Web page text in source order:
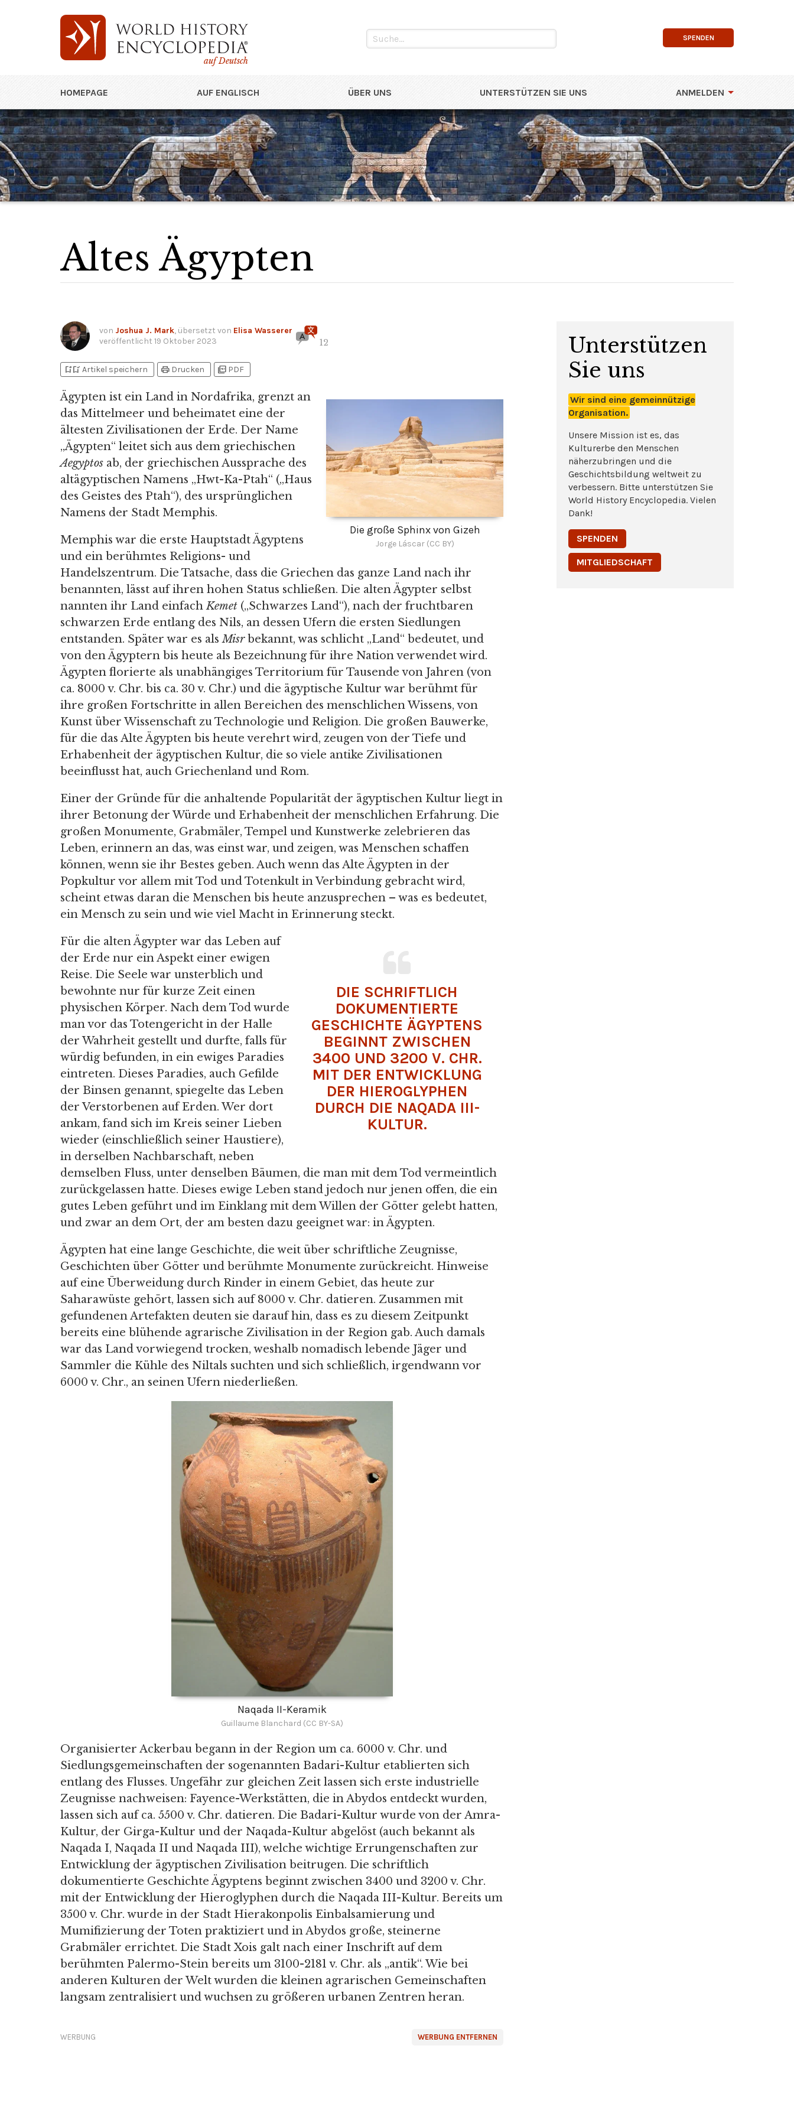
auf Deutsch
SPENDEN
HOMEPAGE AUF ENGLISCH ÜBER UNS UNTERSTÜTZEN SIE UNS ANMELDEN
Altes Ägypten
von Joshua J. Mark, übersetzt von Elisa Wasserer
veröffentlicht 19 Oktober 2023 12
bookmark_addbookmark_added Artikel speichern print Drucken picture_as_pdf PDF
Die große Sphinx von Gizeh
Jorge Láscar (CC BY)
Ägypten ist ein Land in Nordafrika, grenzt an
das Mittelmeer und beheimatet eine der
ältesten Zivilisationen der Erde. Der Name
„Ägypten“ leitet sich aus dem griechischen
Aegyptos ab, der griechischen Aussprache des
altägyptischen Namens „Hwt-Ka-Ptah“ („Haus
des Geistes des Ptah“), des ursprünglichen
Namens der Stadt Memphis.
Memphis war die erste Hauptstadt Ägyptens
und ein berühmtes Religions- und
Handelszentrum. Die Tatsache, dass die Griechen das ganze Land nach ihr
benannten, lässt auf ihren hohen Status schließen. Die alten Ägypter selbst
nannten ihr Land einfachKemet („Schwarzes Land“), nach der fruchtbaren
schwarzen Erde entlang des Nils, an dessen Ufern die ersten Siedlungen
entstanden. Später war es alsMisr bekannt, was schlicht „Land“ bedeutet, und
von den Ägyptern bis heute als Bezeichnung für ihre Nation verwendet wird.
Ägypten florierte als unabhängiges Territorium für Tausende von Jahren (von
ca. 8000 v. Chr. bis ca. 30 v. Chr.) und die ägyptische Kultur war berühmt für
ihre großen Fortschritte in allen Bereichen des menschlichen Wissens, von
Kunst über Wissenschaft zu Technologie und Religion. Die großen Bauwerke,
für die das Alte Ägypten bis heute verehrt wird, zeugen von der Tiefe und
Erhabenheit der ägyptischen Kultur, die so viele antike Zivilisationen
beeinflusst hat, auch Griechenland und Rom.
Einer der Gründe für die anhaltende Popularität der ägyptischen Kultur liegt in
ihrer Betonung der Würde und Erhabenheit der menschlichen Erfahrung. Die
großen Monumente, Grabmäler, Tempel und Kunstwerke zelebrieren das
Leben, erinnern an das, was einst war, und zeigen, was Menschen schaffen
können, wenn sie ihr Bestes geben. Auch wenn das Alte Ägypten in der
Popkultur vor allem mit Tod und Totenkult in Verbindung gebracht wird,
scheint etwas daran die Menschen bis heute anzusprechen – was es bedeutet,
ein Mensch zu sein und wie viel Macht in Erinnerung steckt.
DIE SCHRIFTLICH
DOKUMENTIERTE
GESCHICHTE ÄGYPTENS
BEGINNT ZWISCHEN
3400 UND 3200 V. CHR.
MIT DER ENTWICKLUNG
DER HIEROGLYPHEN
DURCH DIE NAQADA III-
KULTUR.
Für die alten Ägypter war das Leben auf
der Erde nur ein Aspekt einer ewigen
Reise. Die Seele war unsterblich und
bewohnte nur für kurze Zeit einen
physischen Körper. Nach dem Tod wurde
man vor das Totengericht in der Halle
der Wahrheit gestellt und durfte, falls für
würdig befunden, in ein ewiges Paradies
eintreten. Dieses Paradies, auch Gefilde
der Binsen genannt, spiegelte das Leben
der Verstorbenen auf Erden. Wer dort
ankam, fand sich im Kreis seiner Lieben
wieder (einschließlich seiner Haustiere),
in derselben Nachbarschaft, neben
demselben Fluss, unter denselben Bäumen, die man mit dem Tod vermeintlich
zurückgelassen hatte. Dieses ewige Leben stand jedoch nur jenen offen, die ein
gutes Leben geführt und im Einklang mit dem Willen der Götter gelebt hatten,
und zwar an dem Ort, der am besten dazu geeignet war: in Ägypten.
Ägypten hat eine lange Geschichte, die weit über schriftliche Zeugnisse,
Geschichten über Götter und berühmte Monumente zurückreicht. Hinweise
auf eine Überweidung durch Rinder in einem Gebiet, das heute zur
Saharawüste gehört, lassen sich auf 8000 v. Chr. datieren. Zusammen mit
gefundenen Artefakten deuten sie darauf hin, dass es zu diesem Zeitpunkt
bereits eine blühende agrarische Zivilisation in der Region gab. Auch damals
war das Land vorwiegend trocken, weshalb nomadisch lebende Jäger und
Sammler die Kühle des Niltals suchten und sich schließlich, irgendwann vor
6000 v. Chr., an seinen Ufern niederließen.
Naqada II-Keramik
Guillaume Blanchard (CC BY-SA)
Organisierter Ackerbau begann in der Region um ca. 6000 v. Chr. und
Siedlungsgemeinschaften der sogenannten Badari-Kultur etablierten sich
entlang des Flusses. Ungefähr zur gleichen Zeit lassen sich erste industrielle
Zeugnisse nachweisen: Fayence-Werkstätten, die in Abydos entdeckt wurden,
lassen sich auf ca. 5500 v. Chr. datieren. Die Badari-Kultur wurde von der Amra-
Kultur, der Girga-Kultur und der Naqada-Kultur abgelöst (auch bekannt als
Naqada I, Naqada II und Naqada III), welche wichtige Errungenschaften zur
Entwicklung der ägyptischen Zivilisation beitrugen. Die schriftlich
dokumentierte Geschichte Ägyptens beginnt zwischen 3400 und 3200 v. Chr.
mit der Entwicklung der Hieroglyphen durch die Naqada III-Kultur. Bereits um
3500 v. Chr. wurde in der Stadt Hierakonpolis Einbalsamierung und
Mumifizierung der Toten praktiziert und in Abydos große, steinerne
Grabmäler errichtet. Die Stadt Xois galt nach einer Inschrift auf dem
berühmten Palermo-Stein bereits um 3100-2181 v. Chr. als „antik“. Wie bei
anderen Kulturen der Welt wurden die kleinen agrarischen Gemeinschaften
langsam zentralisiert und wuchsen zu größeren urbanen Zentren heran.
WERBUNG ENTFERNEN
WERBUNG
Unterstützen
Sie uns
Wir sind eine gemeinnützige
Organisation.
Unsere Mission ist es, das
Kulturerbe den Menschen
näherzubringen und die
Geschichtsbildung weltweit zu
verbessern. Bitte unterstützen Sie
World History Encyclopedia. Vielen
Dank!
SPENDEN
MITGLIEDSCHAFT